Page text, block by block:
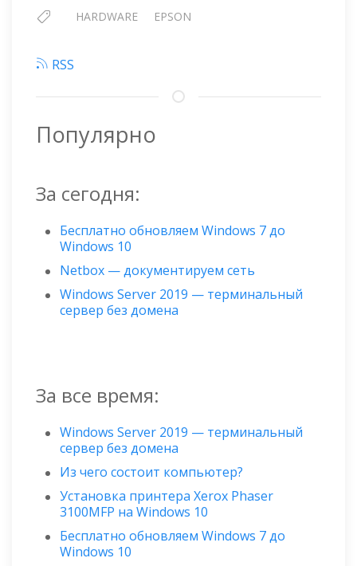
HARDWARE EPSON
RSS
Популярно
За сегодня:
Бесплатно обновляем Windows 7 до
Windows 10
Netbox — документируем сеть
Windows Server 2019 — терминальный
сервер без домена
За все время:
Windows Server 2019 — терминальный
сервер без домена
Из чего состоит компьютер?
Установка принтера Xerox Phaser
3100MFP на Windows 10
Бесплатно обновляем Windows 7 до
Windows 10